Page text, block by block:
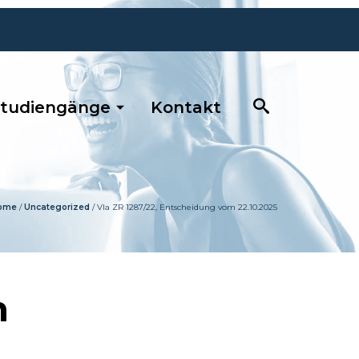
Kontakt
/ Uncategorized / VIa ZR 1287/22, Entscheidung vom 22.10.2025